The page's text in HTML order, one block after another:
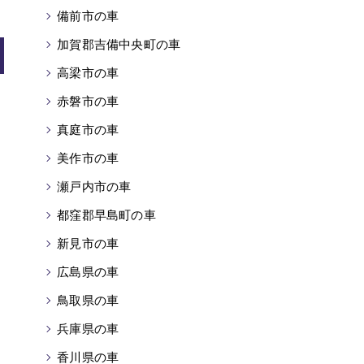
備前市の車
加賀郡吉備中央町の車
高梁市の車
赤磐市の車
真庭市の車
美作市の車
瀬戸内市の車
都窪郡早島町の車
新見市の車
広島県の車
鳥取県の車
兵庫県の車
香川県の車